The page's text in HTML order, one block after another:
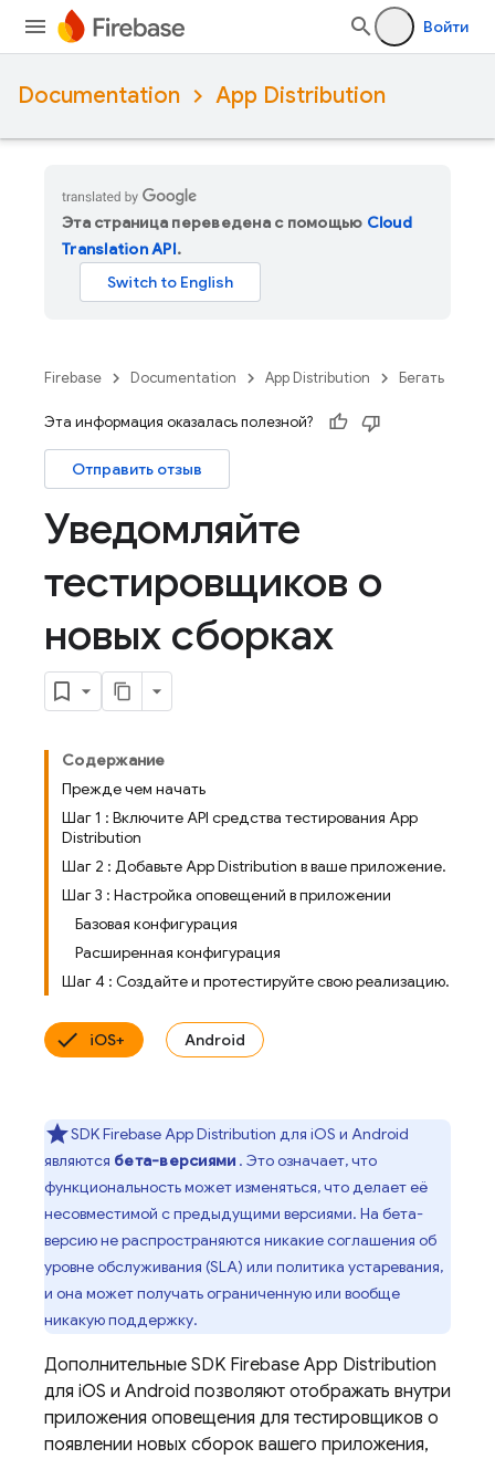
Войти
Documentation App Distribution
Эта страница переведена с помощью Cloud
Translation API.
Firebase Documentation App Distribution Бегать
Эта информация оказалась полезной?
Отправить отзыв
Уведомляйте
тестировщиков о
новых сборках
Содержание
Прежде чем начать
Шаг 1 : Включите API средства тестирования App
Distribution
Шаг 2 : Добавьте App Distribution в ваше приложение.
Шаг 3 : Настройка оповещений в приложении
Базовая конфигурация
Расширенная конфигурация
Шаг 4 : Создайте и протестируйте свою реализацию.
iOS+ Android
SDKFirebase App Distribution для iOS и Android
являются бета-версиями . Это означает, что
функциональность может изменяться, что делает её
несовместимой с предыдущими версиями. На бета-
версию не распространяются никакие соглашения об
уровне обслуживания (SLA) или политика устаревания,
и она может получать ограниченную или вообще
никакую поддержку.
Дополнительные SDK Firebase App Distribution
для iOS и Android позволяют отображать внутри
приложения оповещения для тестировщиков о
появлении новых сборок вашего приложения,